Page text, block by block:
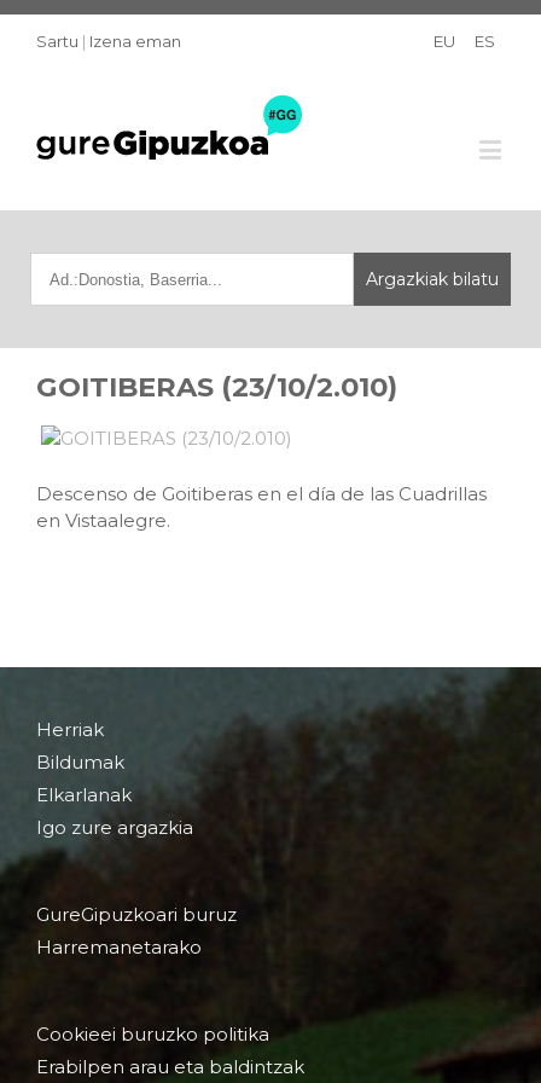
Sartu | Izena eman EU ES
GOITIBERAS (23/10/2.010)
Descenso de Goitiberas en el día de las Cuadrillas
en Vistaalegre.
Herriak
Bildumak
Elkarlanak
Igo zure argazkia
GureGipuzkoari buruz
Harremanetarako
Cookieei buruzko politika
Erabilpen arau eta baldintzak